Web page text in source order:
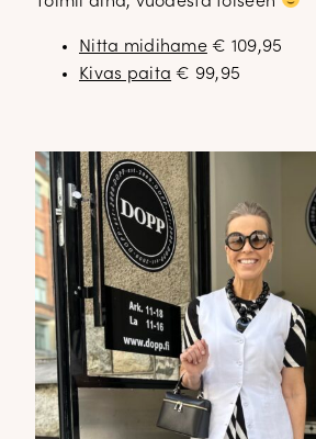
Nitta midihame€ 109,95
Kivas paita € 99,95